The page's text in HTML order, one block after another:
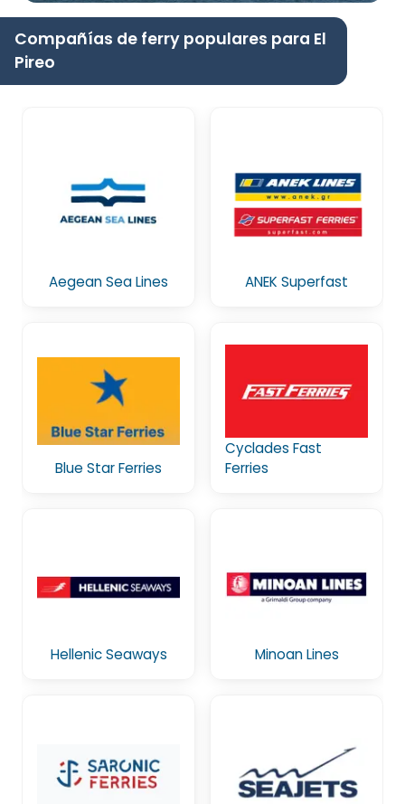
Compañías de ferry populares para El
Pireo
Aegean Sea Lines ANEK Superfast
Blue Star Ferries
Cyclades Fast
Ferries
Hellenic Seaways Minoan Lines